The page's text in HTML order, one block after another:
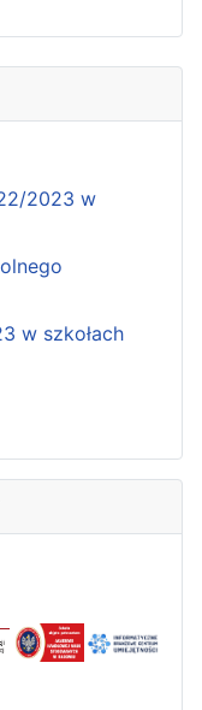
2023 w
w szkołach